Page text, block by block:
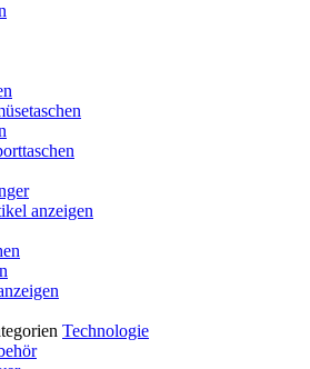
anzeigen
Technologie